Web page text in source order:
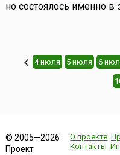
но состоялось именно в
4 июля 5 июля 6
© 2005—2026
Проект
О проекте
Контакты